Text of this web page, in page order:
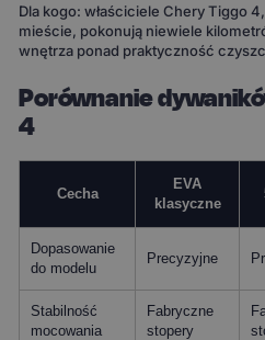
Dla kogo: właściciele Chery Tiggo
mieście, pokonują niewiele
wnętrza ponad praktyczność
Porównanie
4
Cecha
EVA
klasyczne
Dopasowanie
do modelu
Precyzyjne
Stabilność
mocowania
Fabryczne
stopery